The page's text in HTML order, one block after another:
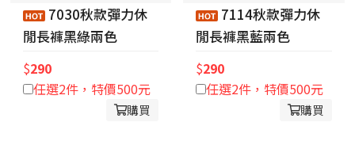
7030秋款彈力休
閒長褲黑綠兩色
$290
任選2件，特價500元
購買
7114秋款彈力休
閒長褲黑藍兩色
$290
任選2件，特價500元
購買